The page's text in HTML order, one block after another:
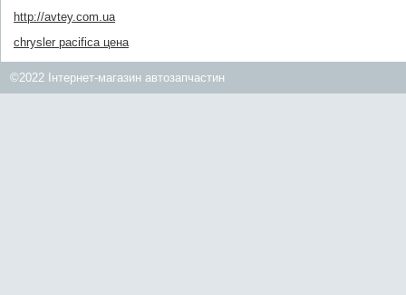
http://avtey.com.ua
chrysler pacifica цена
©2022 Інтернет-магазин автозапчастин